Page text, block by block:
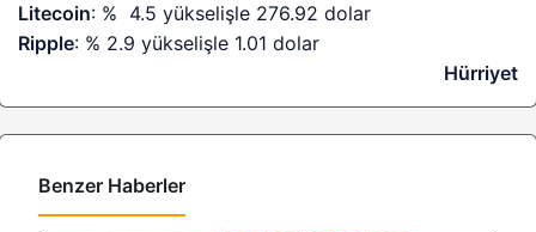
Litecoin: % 4.5 yükselişle 276.92 dolar
Ripple: % 2.9 yükselişle 1.01 dolar
Hürriyet
Benzer Haberler